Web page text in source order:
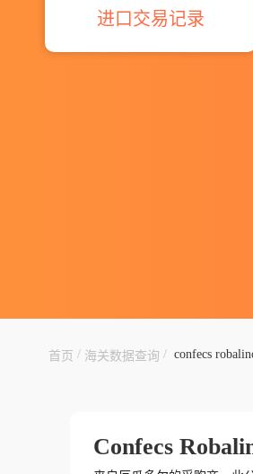
进口交易记录
首页 / 海关数据查询 / confecs
Confecs